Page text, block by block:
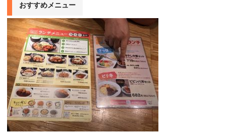
おすすめメニュー